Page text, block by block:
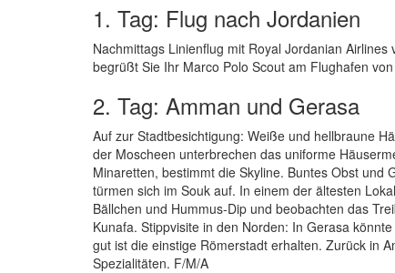
1. Tag: Flug nach Jordanien
Nachmittags Linienflug mit Royal Jordanian
begrüßt Sie Ihr Marco Polo Scout am Flughafen
2. Tag: Amman und Gerasa
Auf zur Stadtbesichtigung: Weiße und hellbraune
der Moscheen unterbrechen das uniforme
Minaretten, bestimmt die Skyline. Buntes Obst
türmen sich im Souk auf. In einem der ältesten
Bällchen und Hummus-Dip und beobachten das
Kunafa. Stippvisite in den Norden: In Gerasa
gut ist die einstige Römerstadt erhalten. Zurück in
Spezialitäten. F/M/A